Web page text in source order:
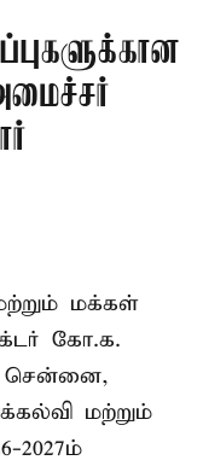
மக்கள்
கோ.க.
சென்னை,
மற்றும்
2027ம்